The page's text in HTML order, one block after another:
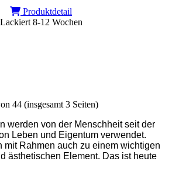
Produktdetail
Lackiert 8-12 Wochen
44 (insgesamt 3 Seiten)
werden von der Menschheit seit der
Leben und Eigentum verwendet.
mit Rahmen auch zu einem wichtigen
ästhetischen Element. Das ist heute